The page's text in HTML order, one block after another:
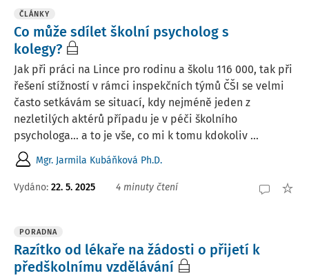
ČLÁNKY
Co může sdílet školní psycholog s
kolegy?
Jak při práci na Lince pro rodinu a školu 116 000, tak při
řešení stížností v rámci inspekčních týmů ČŠI se velmi
často setkávám se situací, kdy nejméně jeden z
nezletilých aktérů případu je v péči školního
psychologa… a to je vše, co mi k tomu kdokoliv ...
Mgr. Jarmila Kubáňková Ph.D.
Vydáno: 22. 5. 2025 4 minuty čtení
PORADNA
Razítko od lékaře na žádosti o přijetí k
předškolnímu vzdělávání